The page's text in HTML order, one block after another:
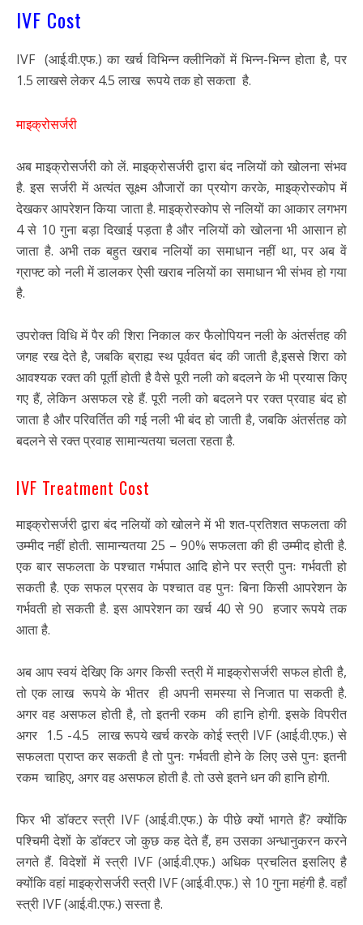
IVF Cost
IVF (आई.वी.एफ.) का खर्च विभिन्न क्लीनिकों में भिन्न-भिन्न होता है, पर
1.5 लाखसे लेकर 4.5 लाख रूपये तक हो सकता है.
माइक्रोसर्जरी
अब माइक्रोसर्जरी को लें. माइक्रोसर्जरी द्वारा बंद नलियों को खोलना संभव
है. इस सर्जरी में अत्यंत सूक्ष्म औजारों का प्रयोग करके, माइक्रोस्कोप में
देखकर आपरेशन किया जाता है. माइक्रोस्कोप से नलियों का आकार लगभग
4 से 10 गुना बड़ा दिखाई पड़ता है और नलियों को खोलना भी आसान हो
जाता है. अभी तक बहुत खराब नलियों का समाधान नहीं था, पर अब वें
ग्राफ्ट को नली में डालकर ऐसी खराब नलियों का समाधान भी संभव हो गया
है.
उपरोक्त विधि में पैर की शिरा निकाल कर फैलोपियन नली के अंतर्सतह की
जगह रख देते है, जबकि ब्राह्य स्थ पूर्ववत बंद की जाती है,इससे शिरा को
आवश्यक रक्त की पूर्ती होती है वैसे पूरी नली को बदलने के भी प्रयास किए
गए हैं, लेकिन असफल रहे हैं. पूरी नली को बदलने पर रक्त प्रवाह बंद हो
जाता है और परिवर्तित की गई नली भी बंद हो जाती है, जबकि अंतर्सतह को
बदलने से रक्त प्रवाह सामान्यतया चलता रहता है.
IVF Treatment Cost
माइक्रोसर्जरी द्वारा बंद नलियों को खोलने में भी शत-प्रतिशत सफलता की
उम्मीद नहीं होती. सामान्यतया 25 – 90% सफलता की ही उम्मीद होती है.
एक बार सफलता के पश्चात गर्भपात आदि होने पर स्त्री पुनः गर्भवती हो
सकती है. एक सफल प्रसव के पश्चात वह पुनः बिना किसी आपरेशन के
गर्भवती हो सकती है. इस आपरेशन का खर्च 40 से 90 हजार रूपये तक
आता है.
अब आप स्वयं देखिए कि अगर किसी स्त्री में माइक्रोसर्जरी सफल होती है,
तो एक लाख रूपये के भीतर ही अपनी समस्या से निजात पा सकती है.
अगर वह असफल होती है, तो इतनी रकम की हानि होगी. इसके विपरीत
अगर 1.5 -4.5 लाख रूपये खर्च करके कोई स्त्री IVF (आई.वी.एफ.) से
सफलता प्राप्त कर सकती है तो पुनः गर्भवती होने के लिए उसे पुनः इतनी
रकम चाहिए, अगर वह असफल होती है. तो उसे इतने धन की हानि होगी.
फिर भी डॉक्टर स्त्री IVF (आई.वी.एफ.) के पीछे क्यों भागते हैं? क्योंकि
पश्चिमी देशों के डॉक्टर जो कुछ कह देते हैं, हम उसका अन्धानुकरन करने
लगते हैं. विदेशों में स्त्री IVF (आई.वी.एफ.) अधिक प्रचलित इसलिए है
क्योंकि वहां माइक्रोसर्जरी स्त्री IVF (आई.वी.एफ.) से 10 गुना महंगी है. वहाँ
स्त्री IVF (आई.वी.एफ.) सस्ता है.